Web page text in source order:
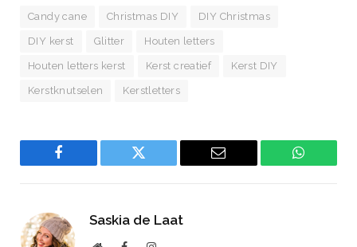
Candy cane Christmas DIY DIY Christmas
DIY kerst Glitter Houten letters
Houten letters kerst Kerst creatief Kerst DIY
Kerstknutselen Kerstletters
Facebook Twitter Email
Saskia de Laat